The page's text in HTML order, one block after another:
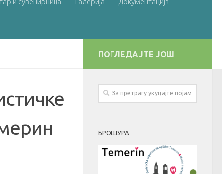
и сувенирница Галерија Документација
ПОГЛЕДАЈТЕ ЈОШ
БРОШУРА